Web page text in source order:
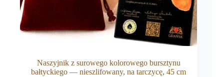
Naszyjnik z surowego kolorowego bursztynu
bałtyckiego — nieszlifowany, na tarczycę, 45 cm